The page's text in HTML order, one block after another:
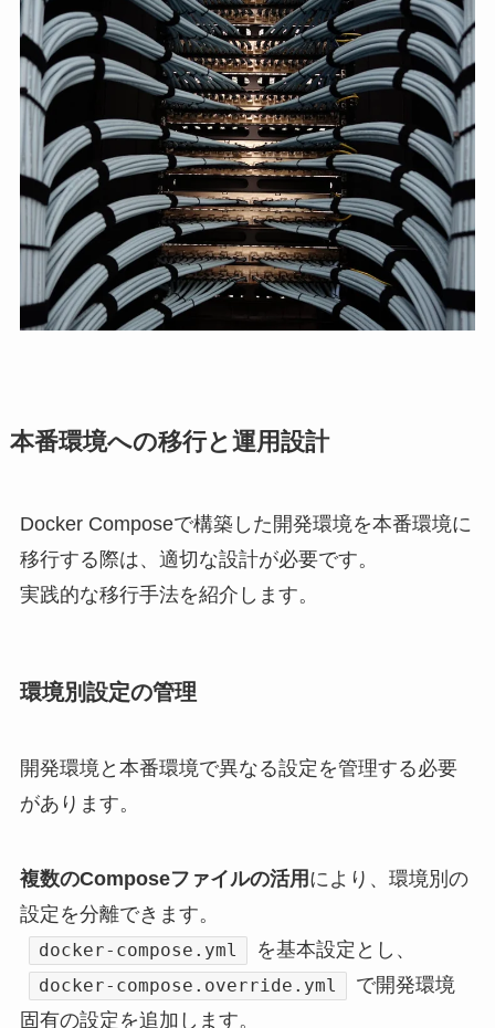
本番環境への移行と運用設計
Docker Composeで構築した開発環境を本番環境に
移行する際は、適切な設計が必要です。
実践的な移行手法を紹介します。
環境別設定の管理
開発環境と本番環境で異なる設定を管理する必要
があります。
複数のComposeファイルの活用 により、環境別の
設定を分離できます。
docker-compose.yml を基本設定とし、
docker-compose.override.yml
で開発環境
固有の設定を追加します。